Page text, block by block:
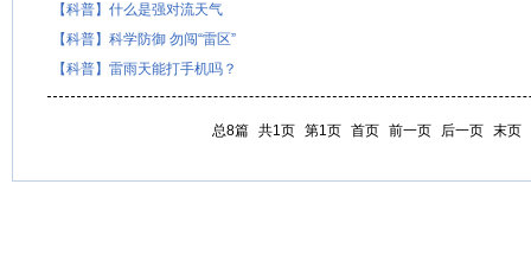
【科普】什么是强对流天气
【科普】科学防御 勿闯“雷区”
【科普】雷雨天能打手机吗？
总8篇 共1页 第1页 首页 前一页 后一页 末页